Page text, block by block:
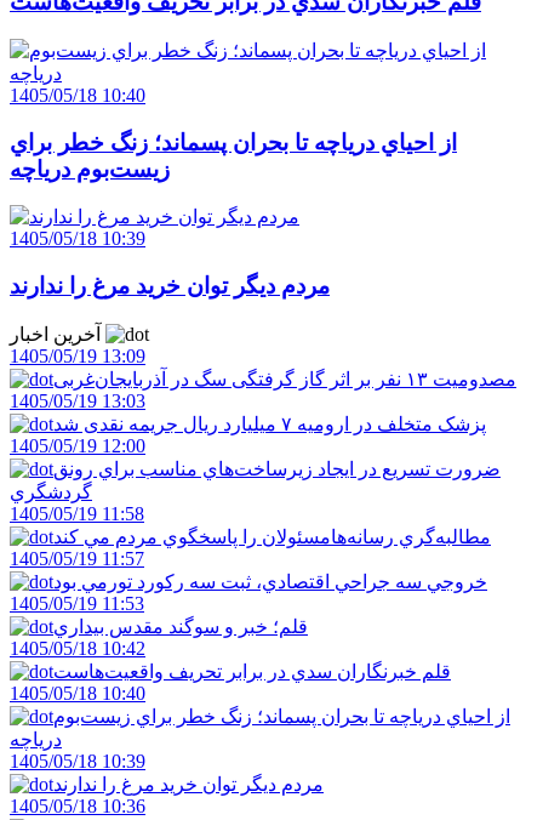
1405/05/18 10:40
از احياي درياچه تا بحران پسماند؛ زنگ خطر براي
زيست‌بوم درياچه
1405/05/18 10:39
مردم ديگر توان خريد مرغ را ندارند
1405/05/19 13:09
مصدومیت ۱۳ نفر بر اثر گاز گرفتگی سگ در آذربایجان‌غربی
1405/05/19 13:03
پزشک متخلف در ارومیه ۷ میلیارد ریال جریمه نقدی شد
1405/05/19 12:00
ضرورت تسريع در ايجاد زيرساخت‌هاي مناسب براي رونق
گردشگري
1405/05/19 11:58
مطالبه‌گري رسانه‌هامسئولان را پاسخگوي مردم مي کند
1405/05/19 11:57
خروجي سه جراحي اقتصادي، ثبت سه رکورد تورمي بود
1405/05/19 11:53
قلم؛ خبر و سوگند مقدس بيداري
1405/05/18 10:42
قلم خبرنگاران سدي در برابر تحريف واقعيت‌هاست
1405/05/18 10:40
از احياي درياچه تا بحران پسماند؛ زنگ خطر براي زيست‌بوم
درياچه
1405/05/18 10:39
مردم ديگر توان خريد مرغ را ندارند
1405/05/18 10:36